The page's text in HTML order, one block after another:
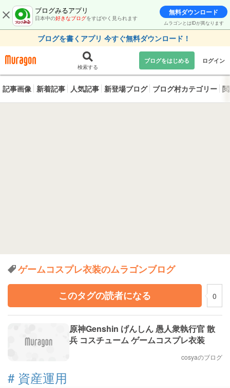
ブログみるアプリ
日本中の好きなブログをすばやく見られます
無料ダウンロード
ムラゴンとはIDが異なります
ブログを書くアプリ 今すぐ無料ダウンロード！
検索する
ブログをはじめる ログイン
記事画像 新着記事 人気記事 新登場ブログ ブログ村カテゴリー
ゲームコスプレ衣装のムラゴンブログ
このタグの読者になる
0
原神Genshin げんしん 愚人衆執行官 散
兵 コスチューム ゲームコスプレ衣装
cosyaのブログ
# 資産運用